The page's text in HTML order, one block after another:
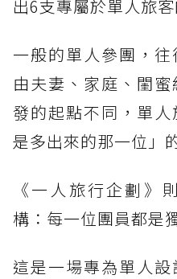
出6支專屬於單人旅
一般的單人參團，
由夫妻、家庭、閨
發的起點不同，單
是多出來的那一位」
《一人旅行企劃》
構：每一位團員都是
這是一場專為單人